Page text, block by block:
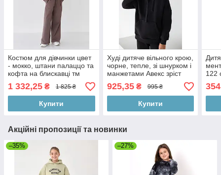
Костюм для дівчинки цвет
- мокко, штани палаццо та
кофта на блискавці тм
BossKids розмір 164
1 332,25 ₴ 1 825 ₴
Купити
Худі дитяче вільного крою,
чорне, тепле, зі шнурком і
манжетами Авекс зріст
170 см
925,35₴ 995 ₴
Купити
122
Акційні пропозиції та новинки
–35% –27%